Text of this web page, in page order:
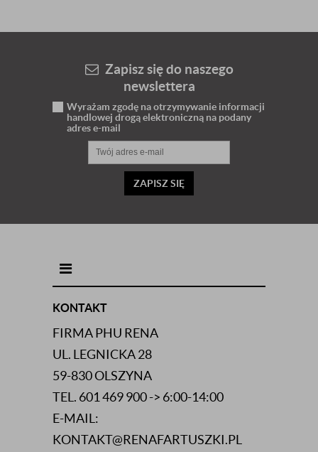
Zapisz się do naszego
newslettera
Wyrażam zgodę na otrzymywanie informacji
handlowej drogą elektroniczną na podany
adres e-mail
ZAPISZ SIĘ
KONTAKT
FIRMA PHU RENA
UL. LEGNICKA 28
59-830 OLSZYNA
TEL. 601 469 900 -> 6:00-14:00
E-MAIL:
KONTAKT@RENAFARTUSZKI.PL